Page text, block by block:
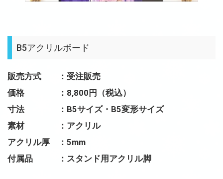
B5アクリルボード
販売方式 ：受注販売
価格 ：8,800円（税込）
寸法 ：B5サイズ・B5変形サイズ
素材 ：アクリル
アクリル厚 ：5mm
付属品 ：スタンド用アクリル脚